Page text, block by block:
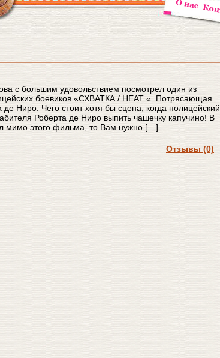
с большим удовольствием посмотрел один из
боевиков «СХВАТКА / HEAT «. Потрясающая
Ниро. Чего стоит хотя бы сцена, когда полицейский
Роберта де Ниро выпить чашечку капучино! В
мимо этого фильма, то Вам нужно […]
Отзывы (0)